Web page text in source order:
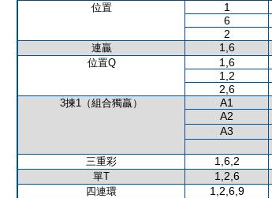
位置 1
6
2
連贏 1,6
位置Q 1,6
1,2
2,6
3揀1（組合獨贏） A1
A2
A3
三重彩
1,6,2
單T 1,2,6
四連環 1,2,6,9